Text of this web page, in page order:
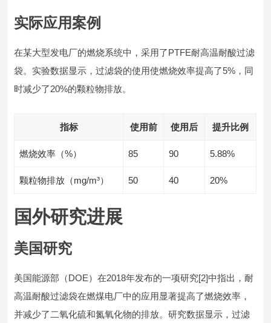
实际应用案例
在某大型发电厂的燃烧系统中，采用了PTFE耐高温耐酸过滤
袋。实验数据显示，过滤袋的使用使燃烧效率提高了5%，同
时减少了20%的颗粒物排放。
指标 使用前 使用后 提升比例
燃烧效率（%） 85 90 5.88%
颗粒物排放（mg/m³） 50 40 20%
国外研究进展
美国研究
美国能源部（DOE）在2018年发布的一项研究[2]中指出，耐
高温耐酸过滤袋在燃煤电厂中的应用显著提高了燃烧效率，
并减少了二氧化硫和氮氧化物的排放。研究数据显示，过滤